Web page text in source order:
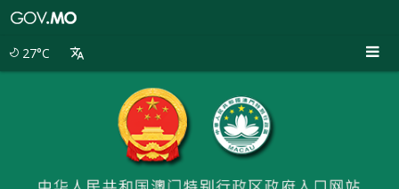
27°C